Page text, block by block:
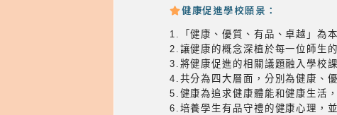
健康促進學校願景：
1.「健康、優質、有品、卓越」為
2.讓健康的概念深植於每一位師生
3.將健康促進的相關議題融入學校
4.共分為四大層面，分別為健康、
5.健康為追求健康體能和健康生活
6.培養學生有品守禮的健康心理，